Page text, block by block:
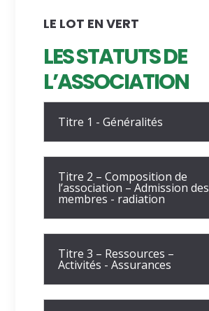
LE LOT EN VERT
LES STATUTS DE
L’ASSOCIATION
Titre 1 - Généralités
Titre 2 – Composition de
l’association – Admission des
membres - radiation
Titre 3 – Ressources –
Activités - Assurances